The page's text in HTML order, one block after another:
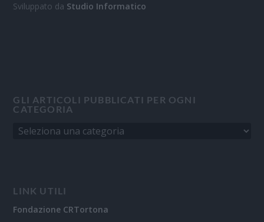
Sviluppato da Studio Informatico
GLI ARTICOLI PUBBLICATI PER OGNI
CATEGORIA
LINK UTILI
Fondazione CRTortona